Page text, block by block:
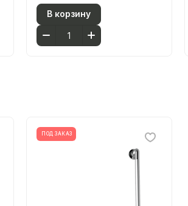
В корзину
ПОД ЗАКАЗ